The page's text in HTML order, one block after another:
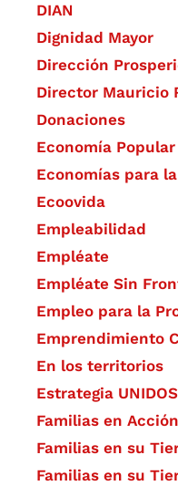
DIAN
Dignidad Mayor
Dirección
Director Mauricio
Donaciones
Economía
Economías para
Ecoovida
Empleabilidad
Empléate
Empléate Sin
Empleo para la
Emprendimiento
En los territorios
Estrategia UNIDOS
Familias en Acción
Familias en su
Familias en su